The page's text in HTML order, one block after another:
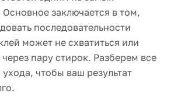
заключается в том,
последовательности
может не схватиться или
пару стирок. Разберем все
чтобы ваш результат